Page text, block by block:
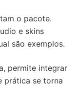
o pacote.
e skins
são exemplos.
permite integrar
prática se torna